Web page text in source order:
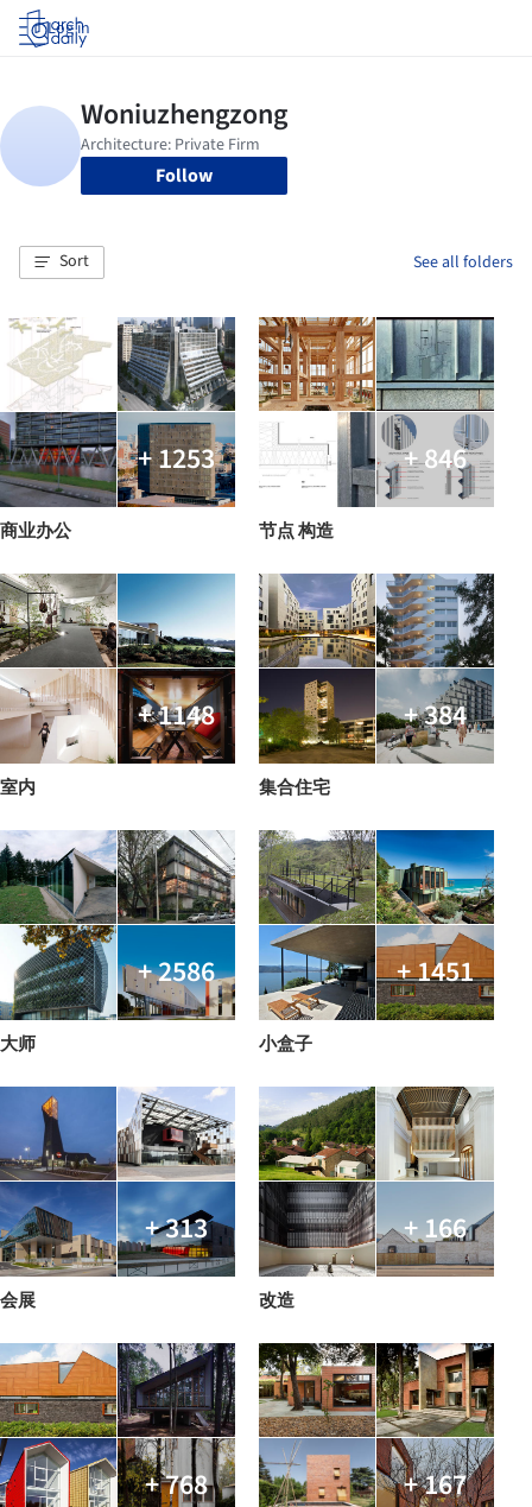
Log in
Follow
Sort See all folders
+ 1253
商业办公
+ 846
节点 构造
+ 1148
室内
+ 384
集合住宅
+ 2586
大师
+ 1451
小盒子
+ 313
会展
+ 166
改造
+ 768 + 167